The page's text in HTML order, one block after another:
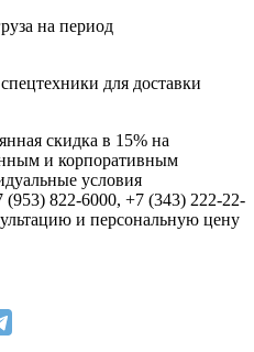
на период
для доставки
скидка в 15% на
и корпоративным
условия
822-6000, +7 (343) 222-22-
и персональную цену